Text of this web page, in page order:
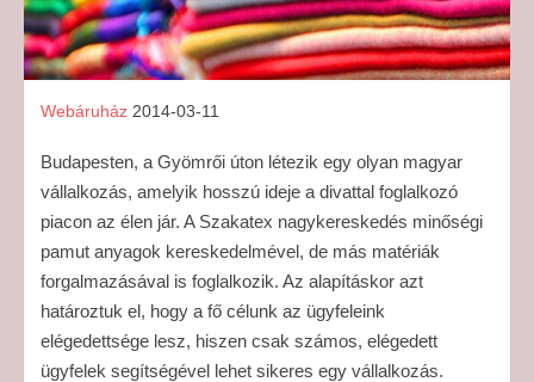
Webáruház 2014-03-11
Budapesten, a Gyömrői úton létezik egy olyan magyar
vállalkozás, amelyik hosszú ideje a divattal foglalkozó
piacon az élen jár. A Szakatex nagykereskedés minőségi
pamut anyagok kereskedelmével, de más matériák
forgalmazásával is foglalkozik. Az alapításkor azt
határoztuk el, hogy a fő célunk az ügyfeleink
elégedettsége lesz, hiszen csak számos, elégedett
ügyfelek segítségével lehet sikeres egy vállalkozás.